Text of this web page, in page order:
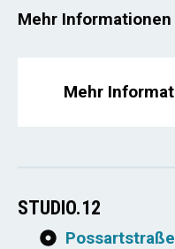
Mehr
Mehr
STUDIO.12